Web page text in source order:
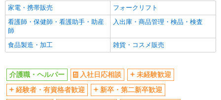
フルタイム歓迎
禁煙・分煙
駅直結・駅チカ
車通勤OK
バイク通勤OK
自転車通勤OK
残業少なめ（月20h未満）
交通費支給
社会保険あり
産休・育休取得実績あり
退職金・財形貯蓄制度あり
各種手当（家族・役職・インセン
ティブなど）あり
家電・携帯販売
フォークリフト
看護師・保健師・看護助手・助産
師
入出庫・商品管理・検品・検査
食品製造・加工 雑貨・コスメ販売
介護職・ヘルパー 入社日応相談
未経験歓迎
経験者・有資格者歓迎
新卒・第二新卒歓迎